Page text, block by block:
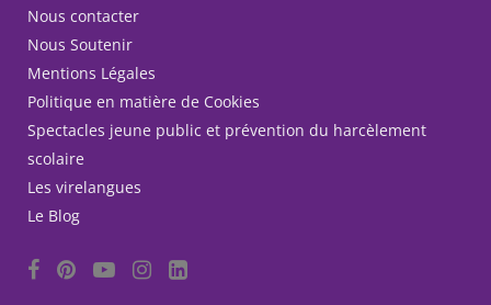
Nous contacter
Nous Soutenir
Mentions Légales
Politique en matière de Cookies
Spectacles jeune public et prévention du harcèlement
scolaire
Les virelangues
Le Blog